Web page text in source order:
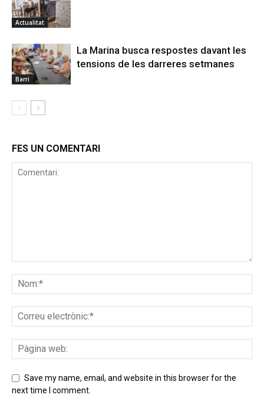
Actualitat
Barri
La Marina busca respostes davant les
tensions de les darreres setmanes
FES UN COMENTARI
Save my name, email, and website in this browser for the
next time I comment.